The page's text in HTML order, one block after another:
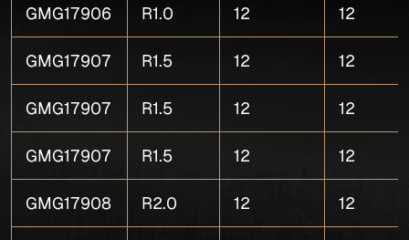
GMG17906 R1.0 12 12
GMG17907 R1.5 12 12
GMG17907 R1.5 12 12
GMG17907 R1.5 12 12
GMG17908 R2.0 12 12